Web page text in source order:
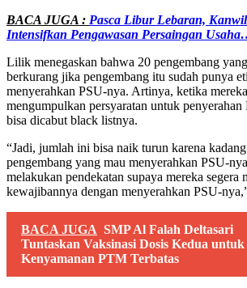
BACA JUGA : Pasca Libur Lebaran,
Intensifkan Pengawasan Persaingan
Lilik menegaskan bahwa 20 pengembang
berkurang jika pengembang itu sudah punya
menyerahkan PSU-nya. Artinya, ketika
mengumpulkan persyaratan untuk
bisa dicabut black listnya.
“Jadi, jumlah ini bisa naik turun karena kadang
pengembang yang mau menyerahkan PSU-
melakukan pendekatan supaya mereka segera
kewajibannya dengan menyerahkan PSU-
BACA JUGA SMP Al Falah Deltasari
Tuntaskan Vaksinasi Dosis Kedua untuk
Kenyamanan PTM Terbatas